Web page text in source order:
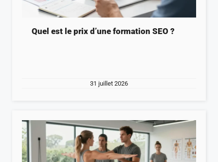
Quel est le prix d’une formation SEO ?
31 juillet 2026